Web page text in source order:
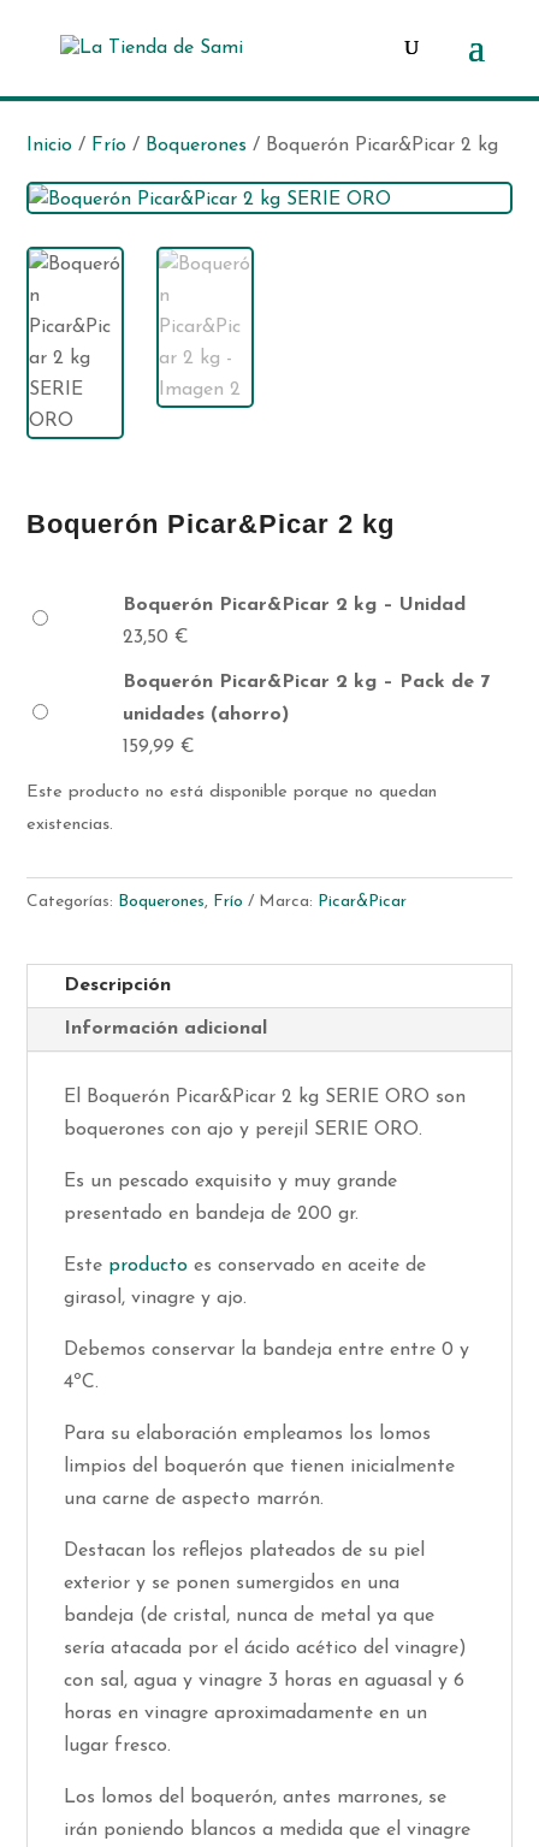
Inicio / Frío / Boquerones / Boquerón Picar&Picar 2 kg
Boquerón Picar&Picar 2 kg
Boquerón Picar&Picar 2 kg – Unidad
23,50€
Boquerón Picar&Picar 2 kg – Pack de 7
unidades (ahorro)
159,99€
Este producto no está disponible porque no quedan
existencias.
Categorías: Boquerones, Frío Marca: Picar&Picar
Descripción
Información adicional
El Boquerón Picar&Picar 2 kg SERIE ORO son
boquerones con ajo y perejil SERIE ORO.
Es un pescado exquisito y muy grande
presentado en bandeja de 200 gr.
Este producto es conservado en aceite de
girasol, vinagre y ajo.
Debemos conservar la bandeja entre entre 0 y
4ºC.
Para su elaboración empleamos los lomos
limpios del boquerón que tienen inicialmente
una carne de aspecto marrón.
Destacan los reflejos plateados de su piel
exterior y se ponen sumergidos en una
bandeja (de cristal, nunca de metal ya que
sería atacada por el ácido acético del vinagre)
con sal, agua y vinagre 3 horas en aguasal y 6
horas en vinagre aproximadamente en un
lugar fresco.
Los lomos del boquerón, antes marrones, se
irán poniendo blancos a medida que el vinagre